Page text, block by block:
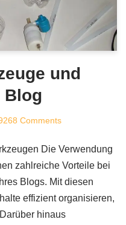
und
Blog
Comments
Die Verwendung
zahlreiche Vorteile bei
Blogs. Mit diesen
effizient organisieren,
hinaus